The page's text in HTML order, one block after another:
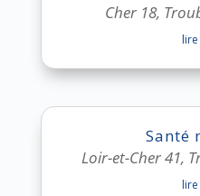
Cher 18,
Santé
Loir-et-Cher 41,